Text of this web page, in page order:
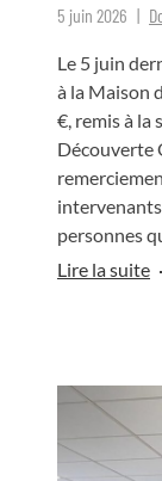
5 juin 2026
Le 5 juin
à la Maison
€, remis à la
Découverte
personnes
Lire la suite